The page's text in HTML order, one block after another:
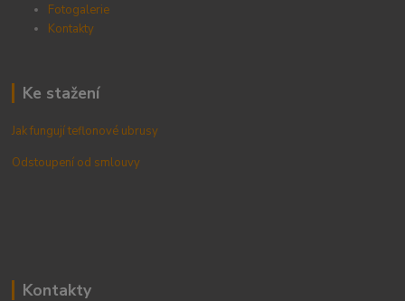
Fotogalerie
Kontakty
Ke stažení
Jak fungují teflonové ubrusy
Odstoupení od smlouvy
Kontakty